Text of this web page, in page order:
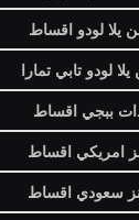
يلا لودو اقساط
لودو تابي تمارا
ببجي اقساط
امريكي اقساط
سعودي اقساط